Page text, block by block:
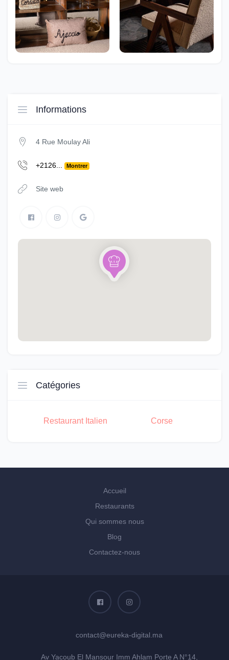
Informations
4 Rue Moulay Ali
+2126... Montrer
Site web
Catégories
Restaurant Italien Corse
Accueil
Restaurants
Qui sommes nous
Blog
Contactez-nous
contact@eureka-digital.ma
Av Yacoub El Mansour Imm Ahlam Porte A N°14,